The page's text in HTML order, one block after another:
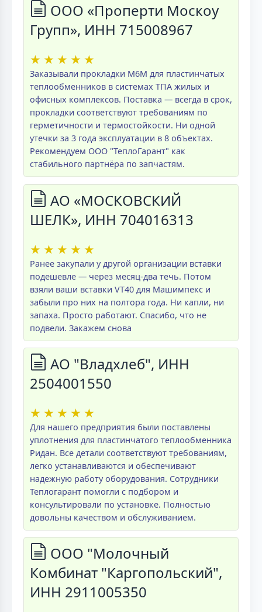
ООО «Проперти Москоу
Групп», ИНН 715008967
★ ★ ★ ★ ★
Заказывали прокладки M6M для пластинчатых
теплообменников в системах ТПА жилых и
офисных комплексов. Поставка — всегда в срок,
прокладки соответствуют требованиям по
герметичности и термостойкости. Ни одной
утечки за 3 года эксплуатации в 8 объектах.
Рекомендуем ООО "ТеплоГарант" как
стабильного партнёра по запчастям.
АО «МОСКОВСКИЙ
ШЕЛК», ИНН 704016313
★ ★ ★ ★ ★
Ранее закупали у другой организации вставки
подешевле — через месяц-два течь. Потом
взяли ваши вставки VT40 для Машимпекс и
забыли про них на полтора года. Ни капли, ни
запаха. Просто работают. Спасибо, что не
подвели. Закажем снова
АО "Владхлеб", ИНН
2504001550
★ ★ ★ ★ ★
Для нашего предприятия были поставлены
уплотнения для пластинчатого теплообменника
Ридан. Все детали соответствуют требованиям,
легко устанавливаются и обеспечивают
надежную работу оборудования. Сотрудники
Теплогарант помогли с подбором и
консультировали по установке. Полностью
довольны качеством и обслуживанием.
ООО "Молочный
Комбинат "Каргопольский",
ИНН 2911005350